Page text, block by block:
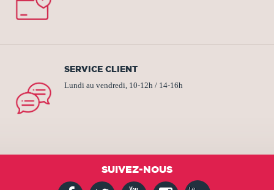
SERVICE CLIENT
Lundi au vendredi, 10-12h / 14-16h
SUIVEZ-NOUS